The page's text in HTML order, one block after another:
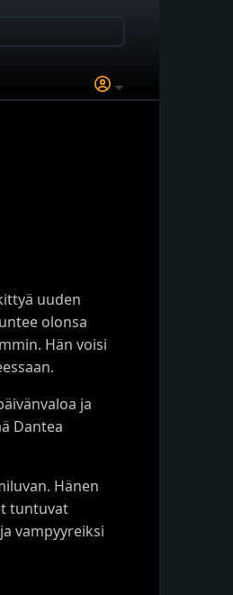
uuden
olonsa
Hän voisi
ja
Dantea
Hänen
tuntuvat
vampyyreiksi